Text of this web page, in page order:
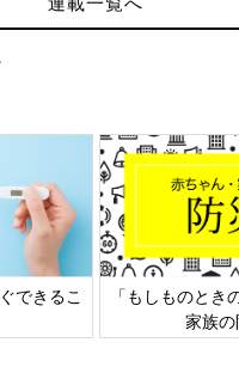
できるこ
「もしものとき
家族の